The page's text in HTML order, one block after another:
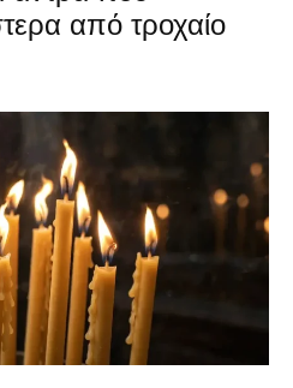
από τροχαίο